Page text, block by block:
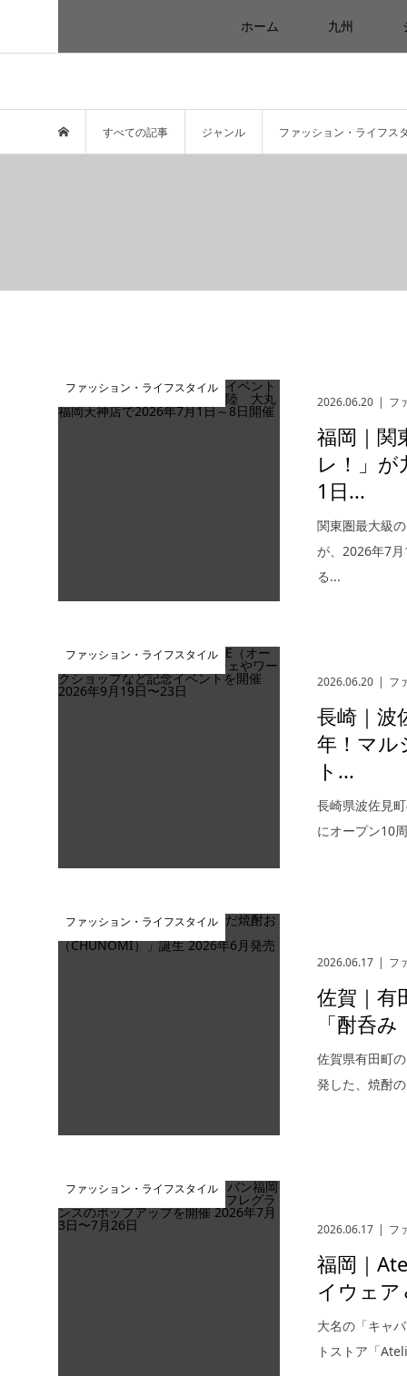
ホーム 九州
すべての記事 ジャンル ファッション・ライフス
ファッション・ライフスタイル
2026.06.20
フ
福岡｜関
レ！」
1日...
関東圏最大級
が、2026年7
る...
ファッション・ライフスタイル
2026.06.20
フ
長崎｜波
年！マル
ト...
長崎県波佐見
にオープン10
ファッション・ライフスタイル
2026.06.17 フ
佐賀｜有
「酎呑
佐賀県有田町
発した、焼酎
ファッション・ライフスタイル
2026.06.17 フ
福岡｜
イウェ
大名の「キャ
トストア「